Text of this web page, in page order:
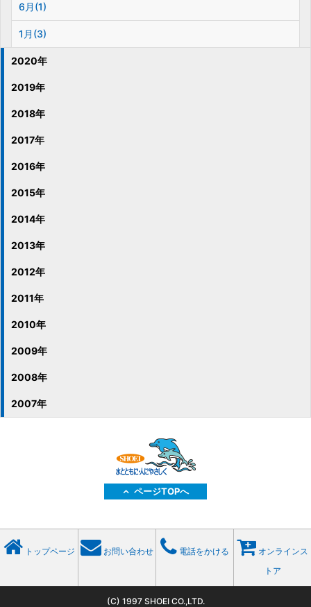
6月(1)
1月(3)
2020年
2019年
2018年
2017年
2016年
2015年
2014年
2013年
2012年
2011年
2010年
2009年
2008年
2007年
ページTOPへ
トップページ お問い合わせ 電話をかける
オンラインス
トア
(C) 1997 SHOEI CO.,LTD.